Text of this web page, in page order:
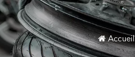
Accueil